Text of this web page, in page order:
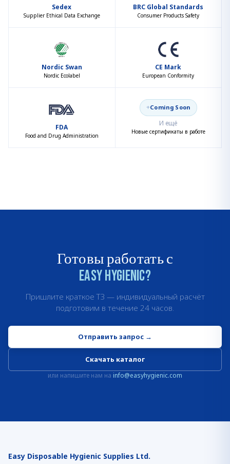
Sedex
Supplier Ethical Data Exchange
BRC Global Standards
Consumer Products Safety
Nordic Swan
Nordic Ecolabel
CE Mark
European Conformity
FDA
Food and Drug Administration
+Coming Soon
И ещё
Новые сертификаты в работе
Готовы работать с
Easy Hygienic?
Пришлите краткое ТЗ — индивидуальный расчёт
подготовим в течение 24 часов.
Отправить запрос →
Скачать каталог
или напишите нам на info@easyhygienic.com
Easy Disposable Hygienic Supplies Ltd.